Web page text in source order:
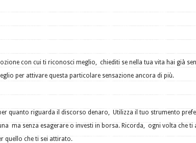
con cui ti riconosci meglio, chiediti se nella tua vita hai già
per attivare questa particolare sensazione ancora di più.
quanto riguarda il discorso denaro, Utilizza il tuo strumento
ma senza esagerare o investi in borsa. Ricorda, ogni volta che ti
quello che ti sei attirato.